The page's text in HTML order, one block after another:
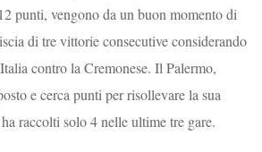
punti, vengono da un buon momento di
di tre vittorie consecutive considerando
contro la Cremonese. Il Palermo,
e cerca punti per risollevare la sua
raccolti solo 4 nelle ultime tre gare.